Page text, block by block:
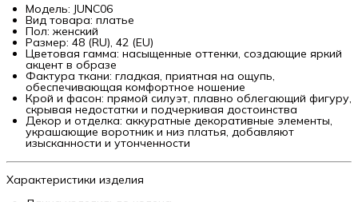
Модель: JUNC06
Вид товара: платье
Пол: женский
Размер: 48 (RU), 42 (EU)
Цветовая гамма: насыщенные оттенки, создающие яркий
акцент в образе
Фактура ткани: гладкая, приятная на ощупь,
обеспечивающая комфортное ношение
Крой и фасон: прямой силуэт, плавно облегающий фигуру,
скрывая недостатки и подчеркивая достоинства
Декор и отделка: аккуратные декоративные элементы,
украшающие воротник и низ платья, добавляют
изысканности и утонченности
Характеристики изделия